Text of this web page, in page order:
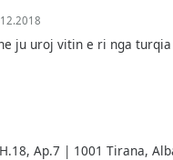
ju uroj vitin e ri nga turqia
Ap.7 | 1001 Tirana,